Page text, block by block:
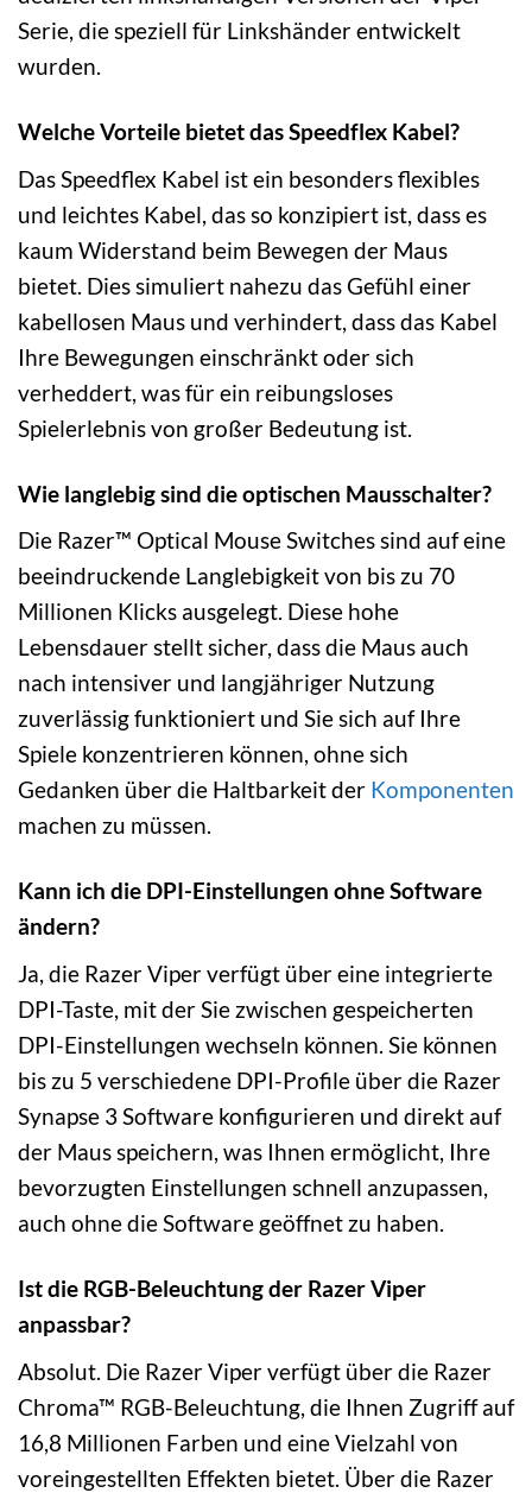
Serie, die speziell für Linkshänder entwickelt
wurden.
Welche Vorteile bietet das Speedflex Kabel?
Das Speedflex Kabel ist ein besonders flexibles
und leichtes Kabel, das so konzipiert ist, dass es
kaum Widerstand beim Bewegen der Maus
bietet. Dies simuliert nahezu das Gefühl einer
kabellosen Maus und verhindert, dass das Kabel
Ihre Bewegungen einschränkt oder sich
verheddert, was für ein reibungsloses
Spielerlebnis von großer Bedeutung ist.
Wie langlebig sind die optischen Mausschalter?
Die Razer™ Optical Mouse Switches sind auf eine
beeindruckende Langlebigkeit von bis zu 70
Millionen Klicks ausgelegt. Diese hohe
Lebensdauer stellt sicher, dass die Maus auch
nach intensiver und langjähriger Nutzung
zuverlässig funktioniert und Sie sich auf Ihre
Spiele konzentrieren können, ohne sich
Gedanken über die Haltbarkeit der Komponenten
machen zu müssen.
Kann ich die DPI-Einstellungen ohne Software
ändern?
Ja, die Razer Viper verfügt über eine integrierte
DPI-Taste, mit der Sie zwischen gespeicherten
DPI-Einstellungen wechseln können. Sie können
bis zu 5 verschiedene DPI-Profile über die Razer
Synapse 3 Software konfigurieren und direkt auf
der Maus speichern, was Ihnen ermöglicht, Ihre
bevorzugten Einstellungen schnell anzupassen,
auch ohne die Software geöffnet zu haben.
Ist die RGB-Beleuchtung der Razer Viper
anpassbar?
Absolut. Die Razer Viper verfügt über die Razer
Chroma™ RGB-Beleuchtung, die Ihnen Zugriff auf
16,8 Millionen Farben und eine Vielzahl von
voreingestellten Effekten bietet. Über die Razer